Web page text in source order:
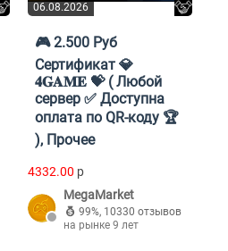
06.08.2026
🎮 2.500 Руб
Cертификат 💎
𝟒𝐆𝐀𝐌𝐄 💝 ( Любой
сервер ✅ Доступна
оплата по QR-коду 🏆
), Прочее
4332.00 p
MegaMarket
99%, 10330 отзывов
на рынке 9 лет